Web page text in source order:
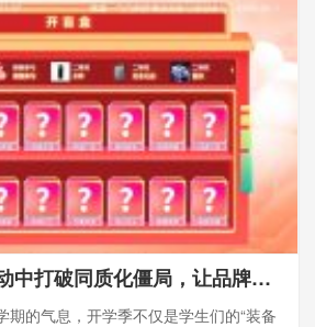
如何在开学季活动中打破同质化僵局，让品牌焕新真正“活”起来？-思讯互动
期的气息，开学季不仅是学生们的“装备